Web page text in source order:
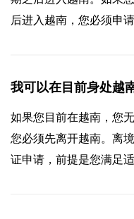
后进入越南，您必须申
我可以在目前身处越
如果您目前在越南，您
您必须先离开越南。离
证申请，前提是您满足适